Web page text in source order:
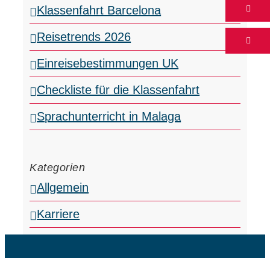
Klassenfahrt Barcelona
Reisetrends 2026
Einreisebestimmungen UK
Checkliste für die Klassenfahrt
Sprachunterricht in Malaga
Kategorien
Allgemein
Karriere